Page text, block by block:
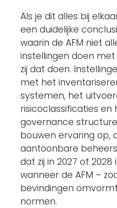
Als je dit alles bij
een duidelijke
waarin de AFM niet
instellingen doen
zij dat doen.
met het
systemen, het
risicoclassificaties
governance
bouwen ervaring op,
aantoonbare
dat zij in 2027 of
wanneer de AFM –
bevindingen
normen.